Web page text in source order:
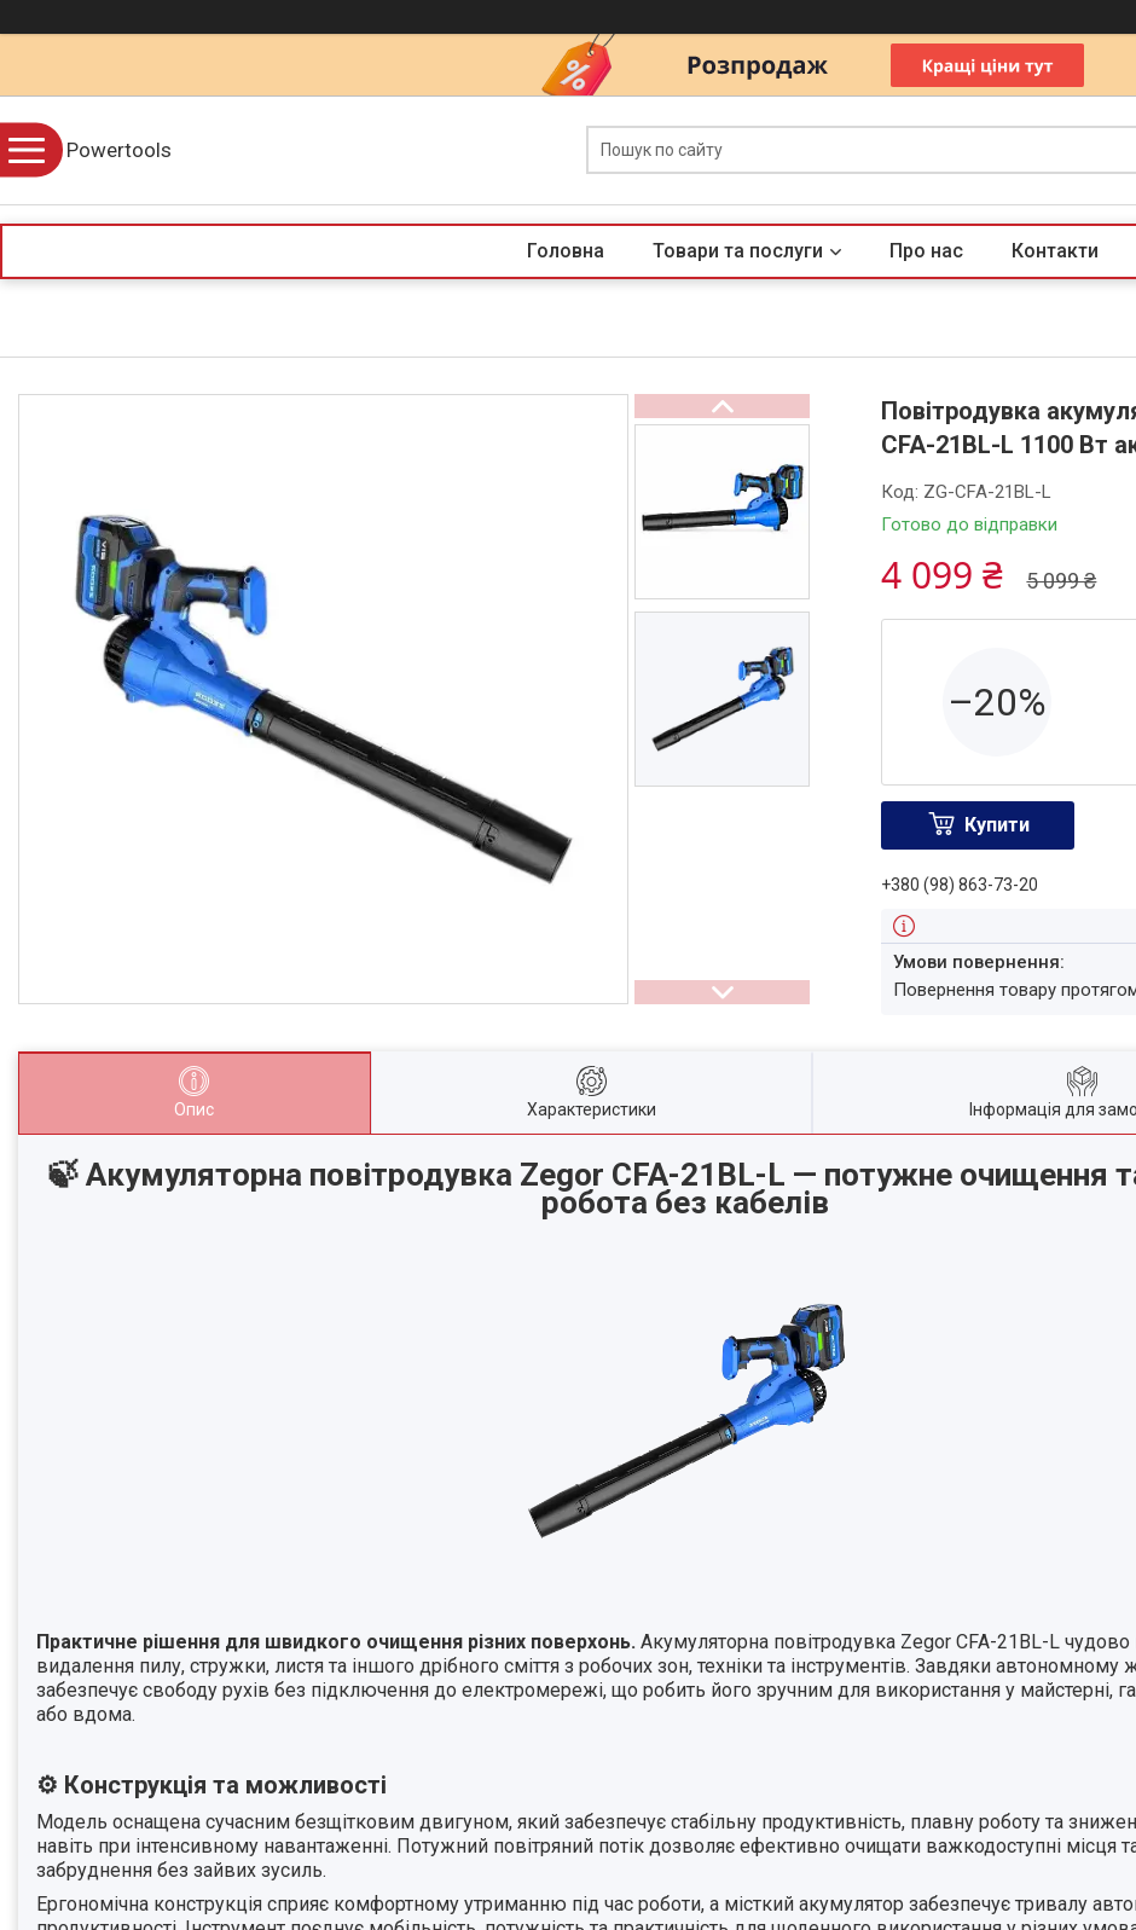
Powertools
Головна Товари та послуги Про нас Контакти
Повітродувка
CFA-21BL-L 1100 Вт
Готово до відправки
Код: ZG-CFA-21BL-L
5 099 ₴
4 099 ₴
–20%
Купити
+380 (98) 863-73-20
повернення товару
Опис Характеристики Інформація для
🍃 Акумуляторна повітродувка Zegor CFA-21BL-L — потужне очищення
робота без кабелів
Практичне рішення для швидкого очищення різних поверхонь. Акумуляторна повітродувка Zegor CFA-21BL-L чудово
видалення пилу, стружки, листя та іншого дрібного сміття з робочих зон, техніки та інструментів. Завдяки
забезпечує свободу рухів без підключення до електромережі, що робить його зручним для використання у майстерні,
або вдома.
⚙ Конструкція та можливості
Модель оснащена сучасним безщітковим двигуном, який забезпечує стабільну продуктивність, плавну роботу та
навіть при інтенсивному навантаженні. Потужний повітряний потік дозволяє ефективно очищати важкодоступні місця
забруднення без зайвих зусиль.
Ергономічна конструкція сприяє комфортному утриманню під час роботи, а місткий акумулятор забезпечує тривалу